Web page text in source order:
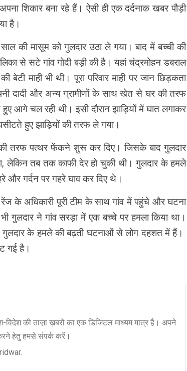
शिकार बना रहे हैं। ऐसी ही एक दर्दनाक खबर पौड़ी
है।
की मासूम को गुलदार उठा ले गया। बाद में बच्ची की
से सटे गांव गोदी बड़ी की है। यहां चंद्रमोहन डबराल
माही भी थी। पूरा परिवार माही पर जान छिड़कता
दादी और अन्य ग्रामीणों के साथ खेत से घर की तरफ
आगे चल रही थी। इसी दौरान झाड़ियों में घात लगाकर
हुए झाड़ियों की तरफ ले गया।
की तरफ पत्थर फेंकने शुरू कर दिए। जिसके बाद गुलदार
लेकिन तब तक काफी देर हो चुकी थी। गुलदार के हमले
और गर्दन पर गहरे घाव कर दिए थे।
के अधिकारी पूरी टीम के साथ गांव में पहुंचे और घटना
गुलदार ने गांव सरड़ा में एक बच्चे पर हमला किया था।
गुलदार के हमले की बढ़ती घटनाओं से लोग दहशत में हैं।
गई है।
विदेश की ताज़ा ख़बरों का एक डिजिटल माध्यम मात्र है। अपने
हेतु हमसे संपर्क करें।